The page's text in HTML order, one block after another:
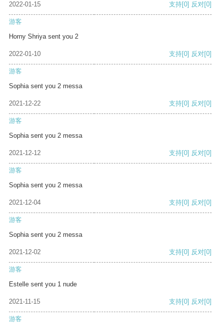
2022-01-15 支持[0] 反对[0]
游客
Horny Shriya sent you 2
2022-01-10 支持[0] 反对[0]
游客
Sophia sent you 2 messa
2021-12-22 支持[0] 反对[0]
游客
Sophia sent you 2 messa
2021-12-12 支持[0] 反对[0]
游客
Sophia sent you 2 messa
2021-12-04 支持[0] 反对[0]
游客
Sophia sent you 2 messa
2021-12-02 支持[0] 反对[0]
游客
Estelle sent you 1 nude
2021-11-15 支持[0] 反对[0]
游客